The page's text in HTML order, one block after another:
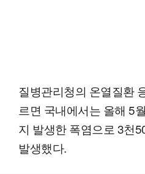
질병관리청의 온열질환
르면 국내에서는 올해 5
지 발생한 폭염으로 3천
발생했다.